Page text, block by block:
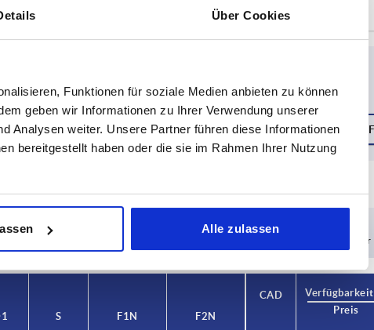
Über Cookies
Funktionen für soziale Medien anbieten zu können
geben wir Informationen zu Ihrer Verwendung unserer
Analysen weiter. Unsere Partner führen diese Informationen
bereitgestellt haben oder die sie im Rahmen Ihrer Nutzung
Alle zulassen
B1
VERGRÖSSERN
Lieferzeit auf Anfrage
Derzeit nicht auf Lager
S F1 N F2 N
CAD
Verfügbarkeit
Preis